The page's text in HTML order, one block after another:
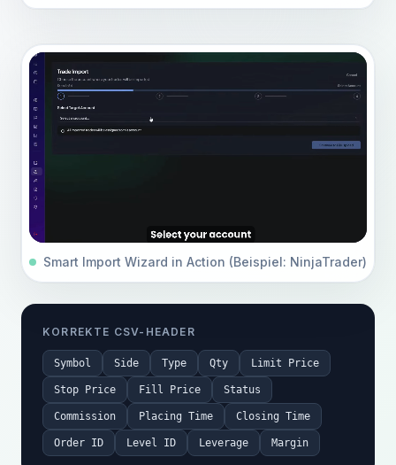
Smart Import Wizard in Action (Beispiel: NinjaTrader)
KORREKTE CSV-HEADER
Symbol Side Type Qty Limit Price
Stop Price Fill Price Status
Commission Placing Time Closing Time
Order ID Level ID Leverage Margin